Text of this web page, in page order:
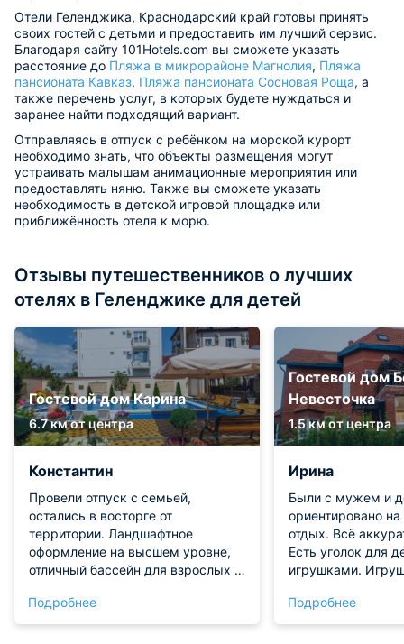
Отели Геленджика, Краснодарский край готовы принять
своих гостей с детьми и предоставить им лучший сервис.
Благодаря сайту 101Hotels.com вы сможете указать
расстояние до Пляжа в микрорайоне Магнолия, Пляжа
пансионата Кавказ, Пляжа пансионата Сосновая Роща, а
также перечень услуг, в которых будете нуждаться и
заранее найти подходящий вариант.
Отправляясь в отпуск с ребёнком на морской курорт
необходимо знать, что объекты размещения могут
устраивать малышам анимационные мероприятия или
предоставлять няню. Также вы сможете указать
необходимость в детской игровой площадке или
приближённость отеля к морю.
Отзывы путешественников о лучших
отелях в Геленджике для детей
Гостевой дом Карина
6.7 км от центра
Константин
Провели отпуск с семьей,
остались в восторге от
территории. Ландшафтное
оформление на высшем уровне,
отличный бассейн для взрослых и
предусмотрена игровая зона.
Есть комфортные беседки с
Подробнее
Гостевой дом
Невесточка
1.5 км от центра
Ирина
Были с мужем и
ориентировано
отдых. Всё
Есть уголок для
игрушками.
поток постоянно.
кухня, мы там
Подробнее